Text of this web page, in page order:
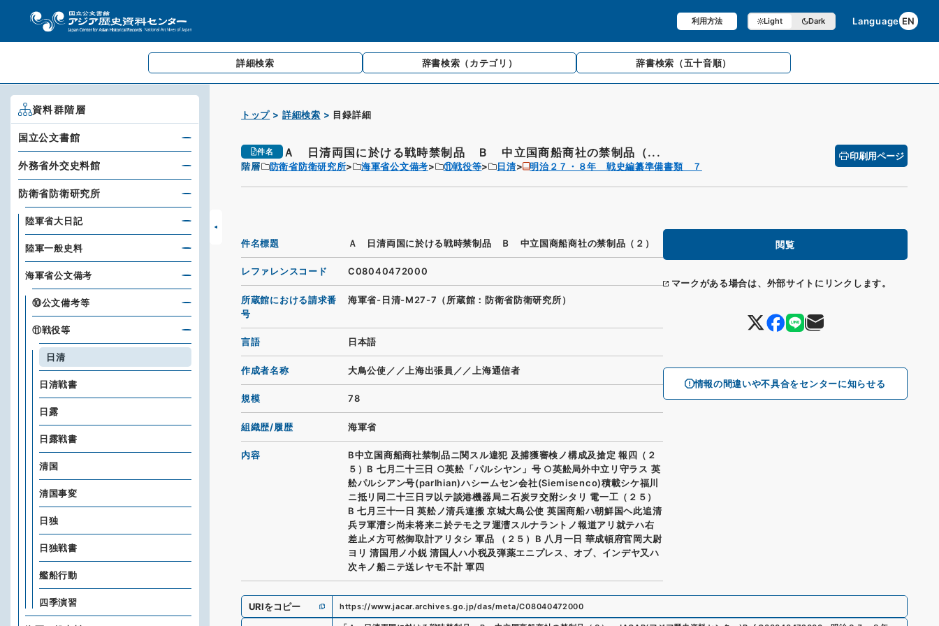
利用方法 Light Dark Language EN
詳細検索 辞書検索 （カテゴリ） 辞書検索 （五十音順）
トップ 詳細検索 目録詳細
件名 Ａ 日清両国に於ける戦時禁制品 Ｂ 中立国商船商社の禁制品（...
階層 防衛省防衛研究所 海軍省公文備考 ⑪戦役等 日清 明治２７・８年 戦史編纂準備書類 ７
印刷用ページ
閲覧
マークがある場合は、外部サイトにリンクします。
情報の間違いや不具合をセンターに知らせる
件名標題 Ａ 日清両国に於ける戦時禁制品 Ｂ 中立国商船商社の禁制品（２）
レファレンスコード C08040472000
所蔵館における請求番
号
海軍省-日清-M27-7（所蔵館：防衛省防衛研究所）
言語 日本語
作成者名称 大鳥公使／／上海出張員／／上海通信者
規模 78
組織歴/履歴 海軍省
内容
B中立国商船商社禁制品ニ関スル違犯 及捕獲審検ノ構成及搶定 報四（２
５）B 七月二十三日 ○英舩「パルシヤン」号 ○英舩局外中立リ守ラス 英
舩パルシアン号(parlhian)ハシームセン会社(Siemisenco)積載シケ福川
ニ抵リ同二十三日ヲ以テ談港機器局ニ石炭ヲ交附シタリ 電一工（２５）
B 七月三十一日 英舩ノ清兵連搬 京城大島公使 英国商船ハ朝鮮国ヘ此追清
兵ヲ軍漕シ尚未将来ニ於テモ之ヲ運漕スルナラントノ報道アリ就テハ右
差止メ方可然御取計アリタシ 軍品 （２５）B 八月一日 華成頓府官岡大尉
ヨリ 清国用ノ小鋭 清国人ハ小税及弾薬エニプレス、オブ、インデヤ又ハ
次キノ船ニテ送レヤモ不計 軍四
URIをコピー https://www.jacar.archives.go.jp/das/meta/C08040472000
資料群階層
国立公文書館
外務省外交史料館
防衛省防衛研究所
陸軍省大日記
陸軍一般史料
海軍省公文備考
⑩公文備考等
⑪戦役等
日清
日清戦書
日露
日露戦書
清国
清国事変
日独
日独戦書
艦船行動
四季演習